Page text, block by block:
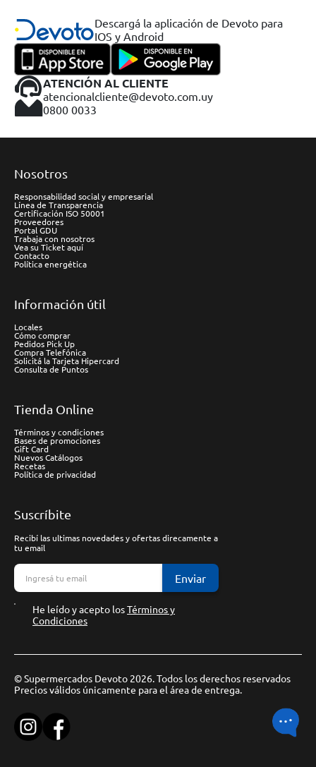
Descargá la aplicación de Devoto para
IOS y Android
ATENCIÓN AL CLIENTE
atencionalcliente@devoto.com.uy
0800 0033
Nosotros
Responsabilidad social y empresarial
Línea de Transparencia
Certificación ISO 50001
Proveedores
Portal GDU
Trabaja con nosotros
Vea su Ticket aquí
Contacto
Política energética
Información útil
Locales
Cómo comprar
Pedidos Pick Up
Compra Telefónica
Solicitá la Tarjeta Hipercard
Consulta de Puntos
Tienda Online
Términos y condiciones
Bases de promociones
Gift Card
Nuevos Catálogos
Recetas
Política de privacidad
Suscríbite
Recibí las ultimas novedades y ofertas direcamente a
tu email
Enviar
He leído y acepto losTérminos y
Condiciones
© Supermercados Devoto 2026. Todos los derechos reservados
Precios válidos únicamente para el área de entrega.